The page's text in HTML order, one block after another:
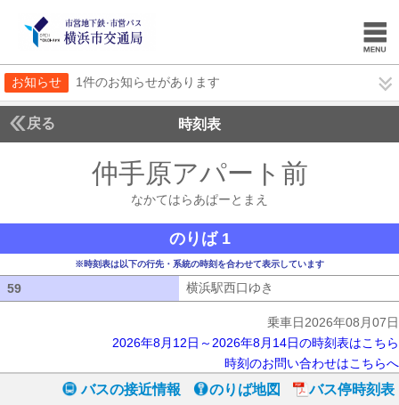
お知らせ 1件のお知らせがあります
戻る 時刻表
仲手原アパート前
なかてはらあぱーとまえ
のりば 1
※時刻表は以下の行先・系統の時刻を合わせて表示しています
59 横浜駅西口ゆき
乗車日2026年08月07日
2026年8月12日～2026年8月14日の時刻表はこちら
時刻のお問い合わせはこちらへ
バスの接近情報 のりば地図
バス停時刻表